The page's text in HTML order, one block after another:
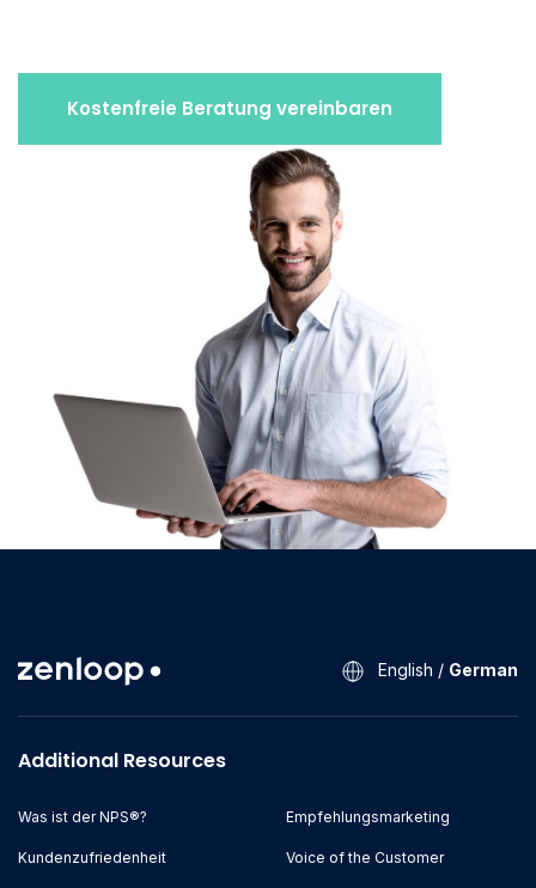
Kostenfreie Beratung vereinbaren
English / German
Additional Resources
Was ist der NPS®?
Kundenzufriedenheit
Empfehlungsmarketing
Voice of the Customer